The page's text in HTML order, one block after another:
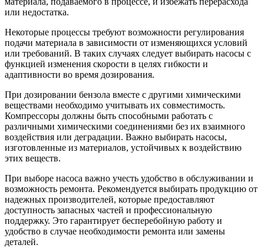
или недостатка.
Некоторые процессы требуют возможности регулирования
подачи материала в зависимости от изменяющихся условий
или требований. В таких случаях следует выбирать насосы с
функцией изменения скорости в целях гибкости и
адаптивности во время дозирования.
При дозировании бензола вместе с другими химическими
веществами необходимо учитывать их совместимость.
Компрессоры должны быть способными работать с
различными химическими соединениями без их взаимного
воздействия или деградации. Важно выбирать насосы,
изготовленные из материалов, устойчивых к воздействию
этих веществ.
При выборе насоса важно учесть удобство в обслуживании и
возможность ремонта. Рекомендуется выбирать продукцию от
надежных производителей, которые предоставляют
доступность запасных частей и профессиональную
поддержку. Это гарантирует бесперебойную работу и
удобство в случае необходимости ремонта или замены
деталей.